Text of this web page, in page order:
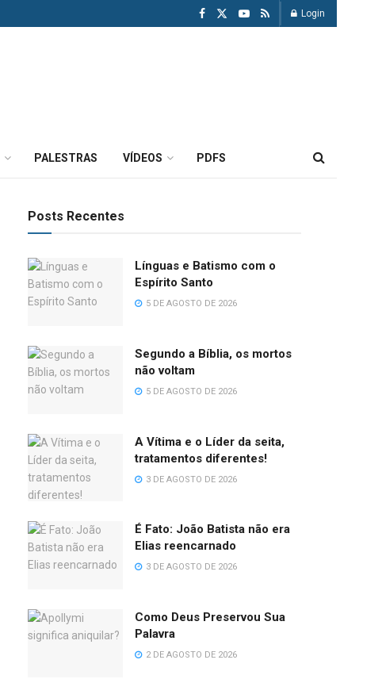
Login
PALESTRAS VÍDEOS PDFS
Posts Recentes
Línguas e Batismo com o
Espírito Santo
5 DE AGOSTO DE 2026
Segundo a Bíblia, os mortos
não voltam
5 DE AGOSTO DE 2026
A Vítima e o Líder da seita,
tratamentos diferentes!
3 DE AGOSTO DE 2026
É Fato: João Batista não era
Elias reencarnado
3 DE AGOSTO DE 2026
Como Deus Preservou Sua
Palavra
2 DE AGOSTO DE 2026